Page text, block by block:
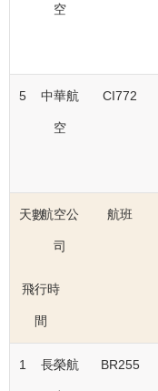
空
5 中華航
空
CI772
天數航空公
司
航班
飛行時
間
1 長榮航 BR255